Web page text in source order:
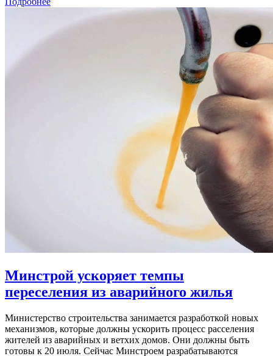
Минстрой ускоряет темпы
переселения из аварийного жилья
Министерство строительства занимается разработкой новых
механизмов, которые должны ускорить процесс расселения
жителей из аварийных и ветхих домов. Они должны быть
готовы к 20 июля. Сейчас Минстроем разрабатываются